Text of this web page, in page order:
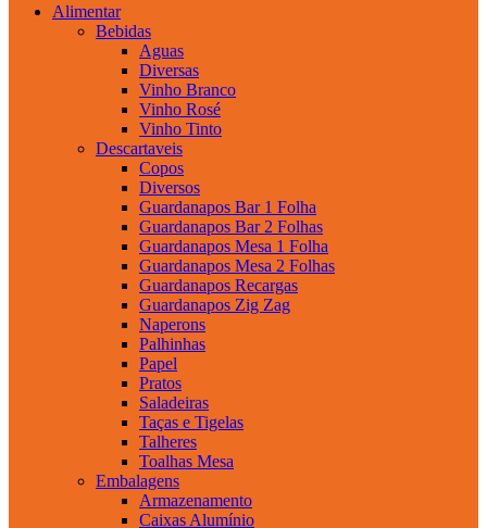
Alimentar
Bebidas
Aguas
Diversas
Vinho Branco
Vinho Rosé
Vinho Tinto
Descartaveis
Copos
Diversos
Guardanapos Bar 1 Folha
Guardanapos Bar 2 Folhas
Guardanapos Mesa 1 Folha
Guardanapos Mesa 2 Folhas
Guardanapos Recargas
Guardanapos Zig Zag
Naperons
Palhinhas
Papel
Pratos
Saladeiras
Taças e Tigelas
Talheres
Toalhas Mesa
Embalagens
Armazenamento
Caixas Alumínio